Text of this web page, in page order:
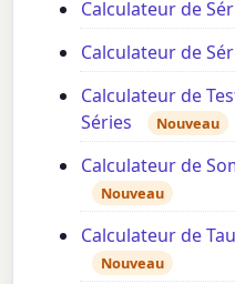
Calculateur de
Calculateur de
Calculateur de
Séries
Nouveau
Calculateur de
Nouveau
Calculateur de
Nouveau